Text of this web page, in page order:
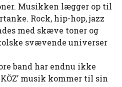
Musikken lægger op til
Rock, hip-hop, jazz
med skæve toner og
svævende universer
band har endnu ikke
musik kommer til sin